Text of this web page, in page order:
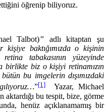
öğrenip biliyoruz.
Talbot)” adlı kitaptan şu
baktığımızda o kişinin
tabakasının yüzeyinde
birlikte biz o kişiyi retinamızın
bu imgelerin dışımızdaki
”[1] Yazar, Michael
bu tespit, bize, görme
henüz açıklanamamış bir